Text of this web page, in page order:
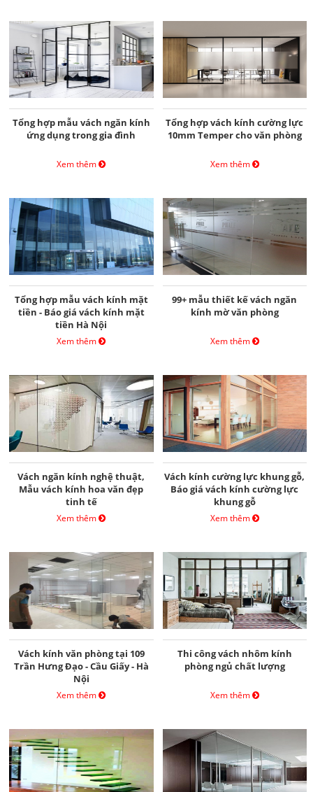
Tổng hợp mẫu vách ngăn kính
ứng dụng trong gia đình
Xem thêm
Tổng hợp vách kính cường lực
10mm Temper cho văn phòng
Xem thêm
Tổng hợp mẫu vách kính mặt
tiền - Báo giá vách kính mặt
tiền Hà Nội
Xem thêm
99+ mẫu thiết kế vách ngăn
kính mờ văn phòng
Xem thêm
Vách ngăn kính nghệ thuật,
Mẫu vách kính hoa văn đẹp
tinh tế
Xem thêm
Vách kính cường lực khung gỗ,
Báo giá vách kính cường lực
khung gỗ
Xem thêm
Vách kính văn phòng tại 109
Trần Hưng Đạo - Cầu Giấy - Hà
Nội
Xem thêm
Thi công vách nhôm kính
phòng ngủ chất lượng
Xem thêm